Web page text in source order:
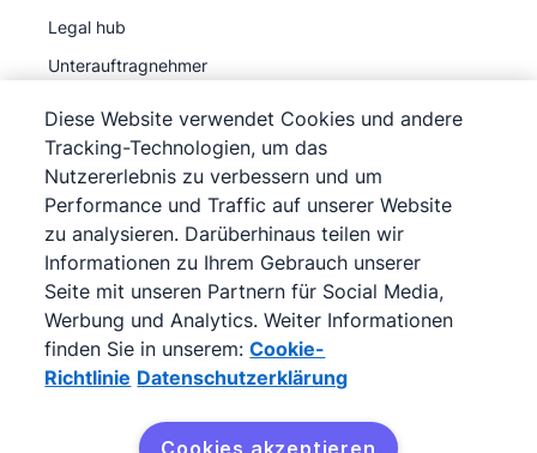
Legal hub
Unterauftragnehmer
©2026Pipedrive
Pipedrive
Nutzungsbedingungen
Pipedrive
Datenschutzerklärung
Impressum
Siteübersicht
Cookie-Richtlinie
Cookie-Präferenzen
Diese Website verwendet Cookies und andere
Tracking-Technologien, um das
Nutzererlebnis zu verbessern und um
Performance und Traffic auf unserer Website
zu analysieren. Darüberhinaus teilen wir
Informationen zu Ihrem Gebrauch unserer
Seite mit unseren Partnern für Social Media,
Werbung und Analytics. Weiter Informationen
finden Sie in unserem: Cookie-
Richtlinie Datenschutzerklärung
Cookies akzeptieren